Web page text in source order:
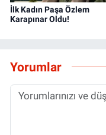
İlk Kadın Paşa Özlem
Karapınar Oldu!
Yorumlar